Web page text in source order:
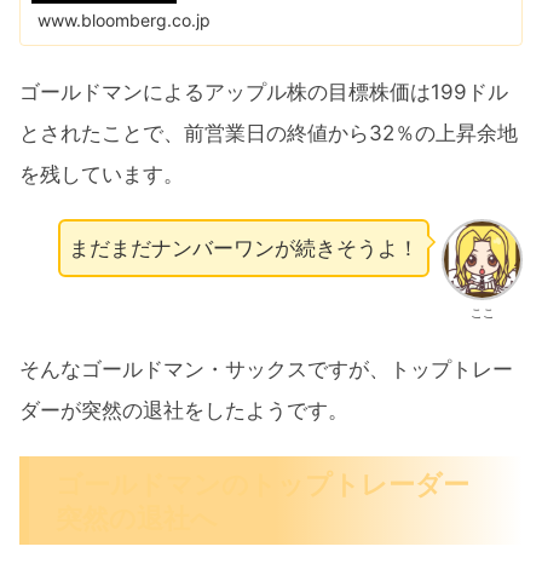
www.bloomberg.co.jp
ゴールドマンによるアップル株の目標株価は199ドル
とされたことで、前営業日の終値から32％の上昇余地
を残しています。
ここ
まだまだナンバーワンが続きそうよ！
そんなゴールドマン・サックスですが、トップトレー
ダーが突然の退社をしたようです。
ゴールドマンのトップトレーダー